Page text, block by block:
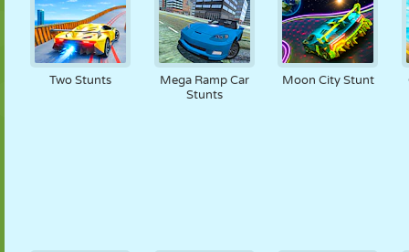
Two Stunts
Mega Ramp Car
Stunts
Moon City Stunt